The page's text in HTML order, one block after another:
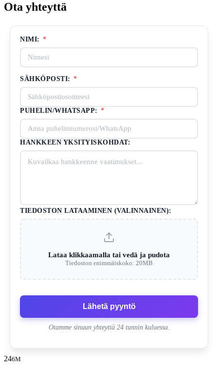
Ota yhteyttä
NIMI: *
SÄHKÖPOSTI: *
PUHELIN/WHATSAPP: *
HANKKEEN YKSITYISKOHDAT:
TIEDOSTON LATAAMINEN (VALINNAINEN):
Lataa klikkaamalla tai vedä ja pudota
Tiedoston enimmäiskoko: 20MB
Lähetä pyyntö
Otamme sinuun yhteyttä 24 tunnin kuluessa.
246M